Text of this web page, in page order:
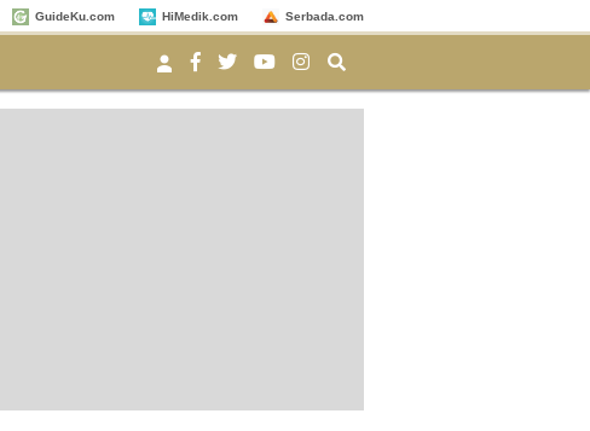
GuideKu.com HiMedik.com Serbada.com